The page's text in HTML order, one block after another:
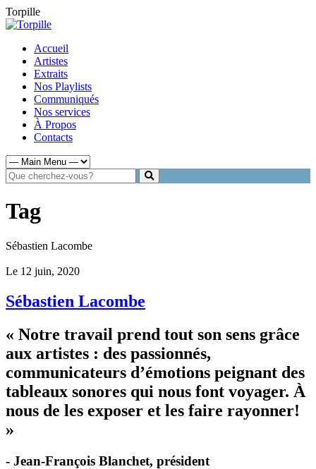
Torpille
Accueil
Artistes
Extraits
Nos Playlists
Communiqués
Nos services
À Propos
Contacts
Tag
Sébastien Lacombe
Le 12 juin, 2020
Sébastien Lacombe
« Notre travail prend tout son sens grâce
aux artistes : des passionnés,
communicateurs d’émotions peignant des
tableaux sonores qui nous font voyager. À
nous de les exposer et les faire rayonner!
»
- Jean-François Blanchet, président